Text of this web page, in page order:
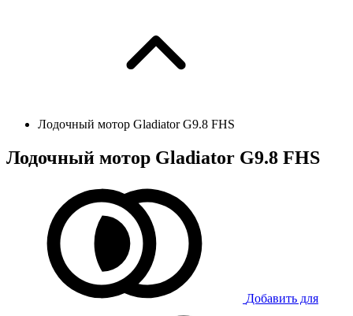
Лодочный мотор Gladiator G9.8 FHS
Лодочный мотор Gladiator G9.8 FHS
Добавить для